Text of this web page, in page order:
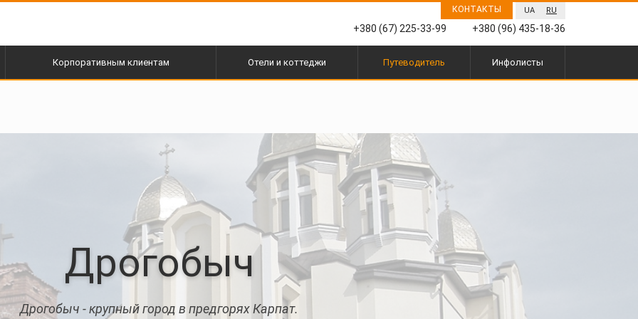
UA RU
КОНТАКТЫ
+380 (67) 225-33-99 +380 (96) 435-18-36
Корпоративным клиентам Отели и коттеджи Путеводитель Инфолисты
Дрогобыч
Дрогобыч - крупный город в предгорях Карпат.